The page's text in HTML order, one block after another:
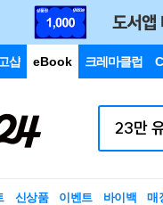
샵 eBook 크레마클럽
신상품 이벤트 바이백 매